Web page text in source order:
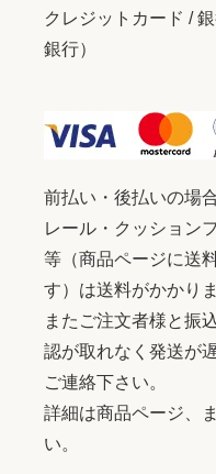
クレジットカード /
銀行）
前払い・後払いの場
レール・クッション
等（商品ページに送
す）は送料がかかり
またご注文者様と振
認が取れなく発送が
ご連絡下さい。
詳細は商品ページ、
い。